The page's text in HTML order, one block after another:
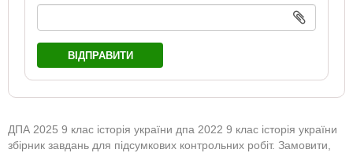
ВІДПРАВИТИ
ДПА 2025 9 клас історія україни дпа 2022 9 клас історія україни
збірник завдань для підсумкових контрольних робіт. Замовити,